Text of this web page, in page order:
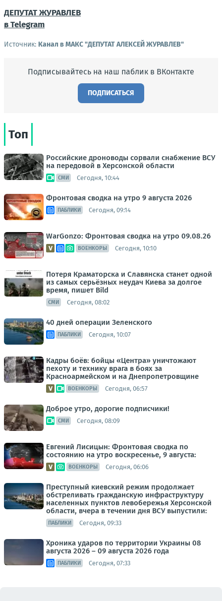
ДЕПУТАТ ЖУРАВЛЕВ
в Telegram
Источник: Канал в МАКС "ДЕПУТАТ АЛЕКСЕЙ ЖУРАВЛЕВ"
Подписывайтесь на наш паблик в ВКонтакте
ПОДПИСАТЬСЯ
Топ
Российские дроноводы сорвали снабжение ВСУ
на передовой в Херсонской области
СМИ Сегодня, 10:44
Фронтовая сводка на утро 9 августа 2026
ПАБЛИКИ Сегодня, 09:14
WarGonzo: Фронтовая сводка на утро 09.08.26
ВОЕНКОРЫ Сегодня, 10:10
Потеря Краматорска и Славянска станет одной
из самых серьёзных неудач Киева за долгое
время, пишет Bild
СМИ Сегодня, 08:02
40 дней операции Зеленского
ПАБЛИКИ Сегодня, 10:07
Кадры боёв: бойцы «Центра» уничтожают
пехоту и технику врага в боях за
Красноармейском и на Днепропетровщине
ВОЕНКОРЫ Сегодня, 06:57
Доброе утро, дорогие подписчики!
СМИ Сегодня, 08:09
Евгений Лисицын: Фронтовая сводка по
состоянию на утро воскресенье, 9 августа:
ВОЕНКОРЫ Сегодня, 06:06
Преступный киевский режим продолжает
обстреливать гражданскую инфраструктуру
населенных пунктов левобережья Херсонской
области, вчера в течении дня ВСУ выпустили:
ПАБЛИКИ Сегодня, 09:33
Хроника ударов по территории Украины 08
августа 2026 – 09 августа 2026 года
ПАБЛИКИ Сегодня, 07:33